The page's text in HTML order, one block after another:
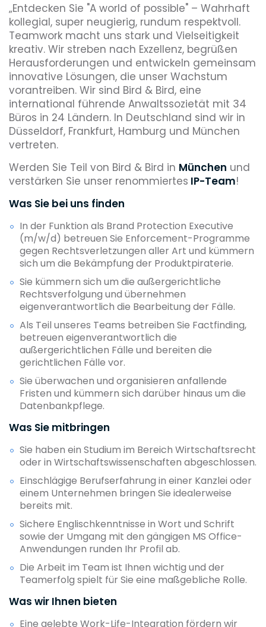
„Entdecken Sie "A world of possible" – Wahrhaft
kollegial, super neugierig, rundum respektvoll.
Teamwork macht uns stark und Vielseitigkeit
kreativ. Wir streben nach Exzellenz, begrüßen
Herausforderungen und entwickeln gemeinsam
innovative Lösungen, die unser Wachstum
vorantreiben. Wir sind Bird & Bird, eine
international führende Anwaltssozietät mit 34
Büros in 24 Ländern. In Deutschland sind wir in
Düsseldorf, Frankfurt, Hamburg und München
vertreten.
Werden Sie Teil von Bird & Bird in München und
verstärken Sie unser renommiertes IP-Team!
Was Sie bei uns finden
In der Funktion als Brand Protection Executive
(m/w/d) betreuen Sie Enforcement-Programme
gegen Rechtsverletzungen aller Art und kümmern
sich um die Bekämpfung der Produktpiraterie.
Sie kümmern sich um die außergerichtliche
Rechtsverfolgung und übernehmen
eigenverantwortlich die Bearbeitung der Fälle.
Als Teil unseres Teams betreiben Sie Factfinding,
betreuen eigenverantwortlich die
außergerichtlichen Fälle und bereiten die
gerichtlichen Fälle vor.
Sie überwachen und organisieren anfallende
Fristen und kümmern sich darüber hinaus um die
Datenbankpflege.
Was Sie mitbringen
Sie haben ein Studium im Bereich Wirtschaftsrecht
oder in Wirtschaftswissenschaften abgeschlossen.
Einschlägige Berufserfahrung in einer Kanzlei oder
einem Unternehmen bringen Sie idealerweise
bereits mit.
Sichere Englischkenntnisse in Wort und Schrift
sowie der Umgang mit den gängigen MS Office-
Anwendungen runden Ihr Profil ab.
Die Arbeit im Team ist Ihnen wichtig und der
Teamerfolg spielt für Sie eine maßgebliche Rolle.
Was wir Ihnen bieten
Eine gelebte Work-Life-Integration fördern wir